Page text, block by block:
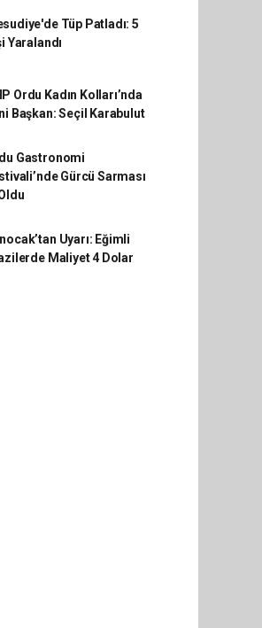
Tüp Patladı: 5
Yaralandı
Ordu Kadın Kolları’nda
Başkan: Seçil Karabulut
Gastronomi
Gürcü Sarması
Uyarı: Eğimli
Maliyet 4 Dolar